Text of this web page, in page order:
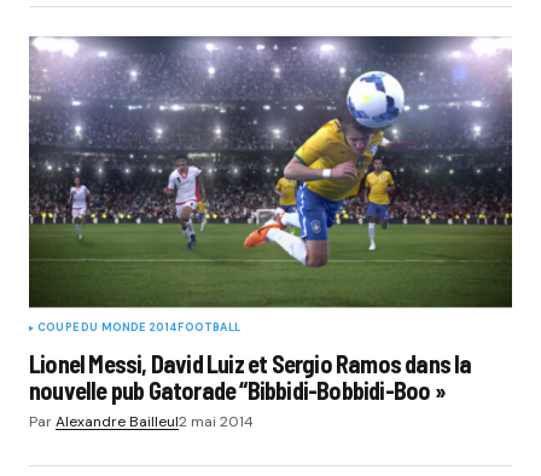
COUPE DU MONDE 2014FOOTBALL
Lionel Messi, David Luiz et Sergio Ramos dans la
nouvelle pub Gatorade “Bibbidi-Bobbidi-Boo »
ParAlexandre Bailleul2 mai 2014